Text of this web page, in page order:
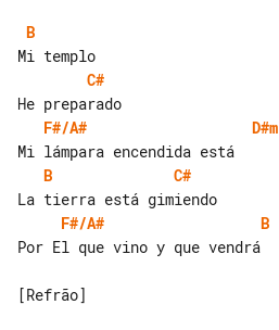
B
C#
F#/A#
D#m
B
C#
F#/A#
B
Por El que vino y que vendrá
[Refrão]